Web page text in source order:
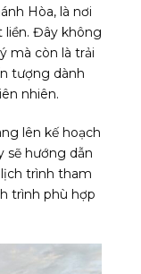
Hòa, là nơi
liền. Đây không
mà còn là trải
tượng dành
nhiên.
lên kế hoạch
sẽ hướng dẫn
trình tham
trình phù hợp